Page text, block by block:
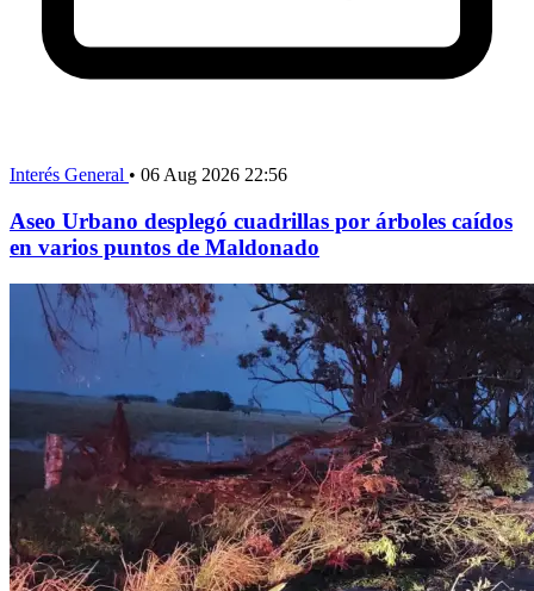
Interés General • 06 Aug 2026 22:56
Aseo Urbano desplegó cuadrillas por árboles caídos
en varios puntos de Maldonado